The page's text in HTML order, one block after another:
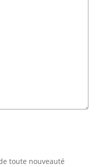
toute nouveauté